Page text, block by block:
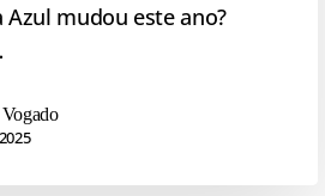
Azul mudou este ano?